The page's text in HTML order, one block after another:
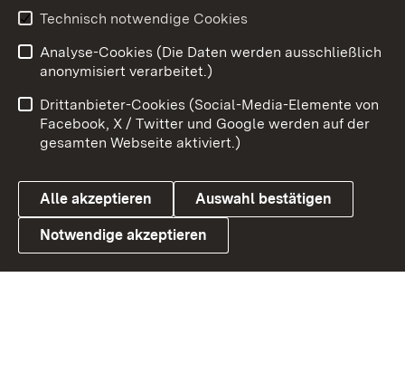
Youtube
Link zum Landesportal
Benutzungshinweise
Barrierefreiheit
Datenschutz
Cookies
Technisch notwendige Cookies
Analyse-Cookies (Die Daten werden ausschließlich
anonymisiert verarbeitet.)
Drittanbieter-Cookies (Social-Media-Elemente von
Facebook, X / Twitter und Google werden auf der
gesamten Webseite aktiviert.)
Alle akzeptieren Auswahl bestätigen
Notwendige akzeptieren